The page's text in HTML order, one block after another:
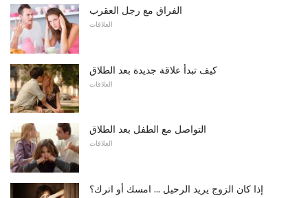
الفراق مع رجل العقرب
العلاقات
كيف تبدأ علاقة جديدة بعد الطلاق
العلاقات
التواصل مع الطفل بعد الطلاق
العلاقات
إذا كان الزوج يريد الرحيل ... امسك أو اترك؟